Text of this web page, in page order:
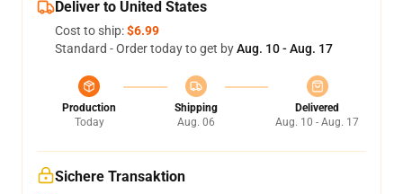
Deliver to United States
Cost to ship:$6.99
Standard - Order today to get byAug. 10 - Aug. 17
Production
Today
Shipping
Aug. 06
Delivered
Aug. 10 - Aug. 17
Sichere Transaktion